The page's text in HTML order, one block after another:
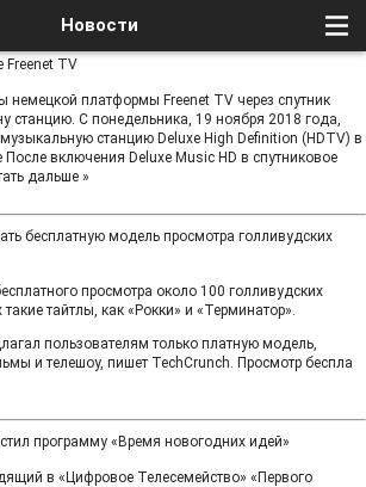
Новости
Freenet TV
немецкой платформы Freenet TV через спутник
станцию. С понедельника, 19 ноября 2018 года,
станцию Deluxe High Definition (HDTV) в
После включения Deluxe Music HD в спутниковое
дальше »
бесплатную модель просмотра голливудских
просмотра около 100 голливудских
тайтлы, как «Рокки» и «Терминатор».
пользователям только платную модель,
и телешоу, пишет TechCrunch. Просмотр беспла
программу «Время новогодних идей»
в «Цифровое Телесемейство» «Первого